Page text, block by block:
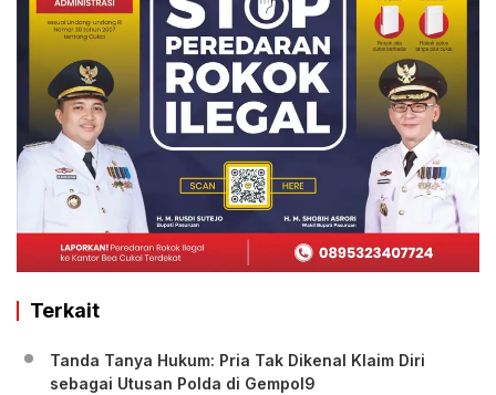
Terkait
Tanda Tanya Hukum: Pria Tak Dikenal Klaim Diri
sebagai Utusan Polda di Gempol9